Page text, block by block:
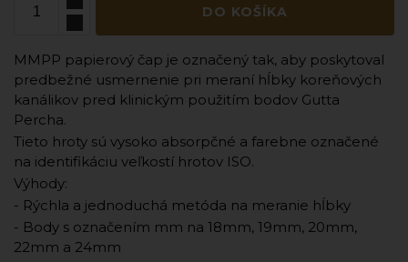
DO KOŠÍKA
MMPP papierový čap je označený tak, aby poskytoval
predbežné usmernenie pri meraní hĺbky koreňových
kanálikov pred klinickým použitím bodov Gutta
Percha.
Tieto hroty sú vysoko absorpčné a farebne označené
na identifikáciu veľkostí hrotov ISO.
Výhody:
- Rýchla a jednoduchá metóda na meranie hĺbky
- Body s označením mm na 18mm, 19mm, 20mm,
22mm a 24mm